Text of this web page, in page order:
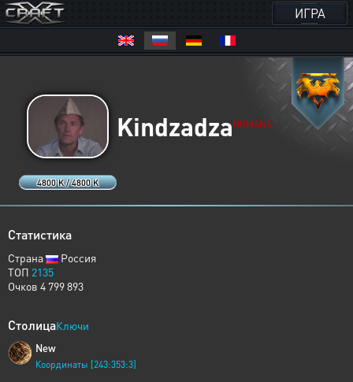
ИГРА
4800 K / 4800 K
Kindzadza HUMANS
Статистика
Страна
Россия
ТОП 2135
Очков 4 799 893
СтолицаКлючи
New
Координаты [243:353:3]